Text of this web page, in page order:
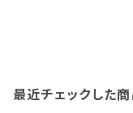
最近チェックした